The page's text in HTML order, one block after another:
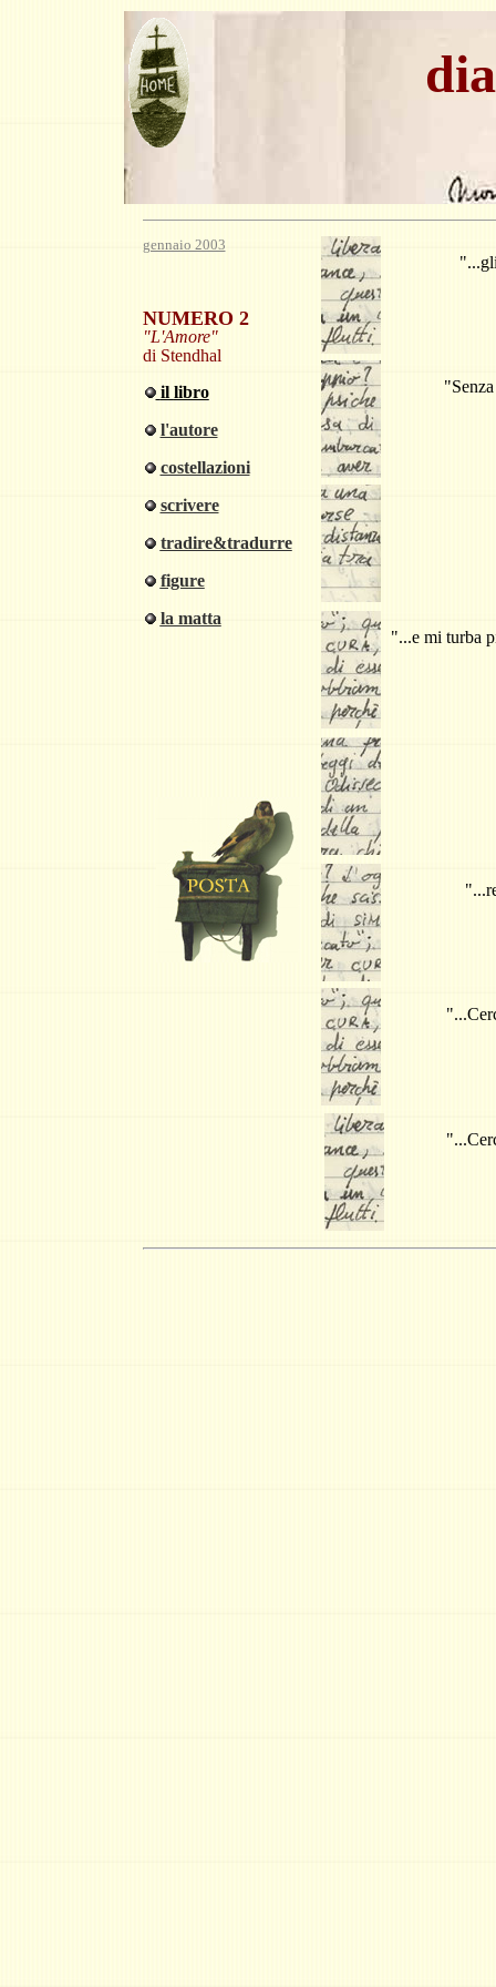
gennaio 2003
NUMERO 2
"L'Amore"
di Stendhal
il libro
l'autore
costellazioni
scrivere
tradire&tradurre
figure
la matta
"...
"
"...e mi turba
"...
"...
"...